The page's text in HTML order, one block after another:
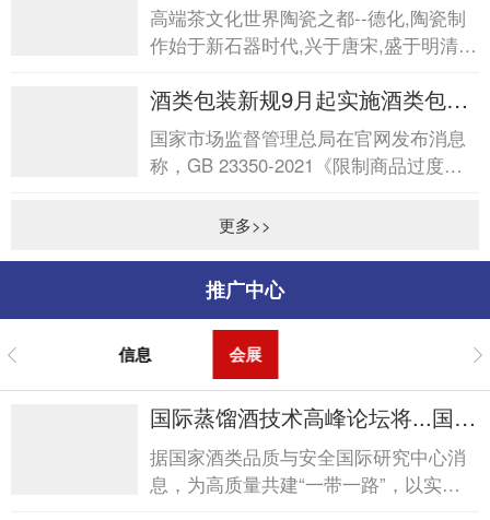
高端茶文化世界陶瓷之都--德化,陶瓷制
作始于新石器时代,兴于唐宋,盛于明清,
以“白”见...
酒类包装新规9月起实施酒类包装
新规9月起实施
国家市场监督管理总局在官网发布消息
称，GB 23350-2021《限制商品过度包
将于2023年9月起实施。新...
更多>>
推广中心
信息 会展
国际蒸馏酒技术高峰论坛将...国际
蒸馏酒技术高峰论坛将...
据国家酒类品质与安全国际研究中心消
息，为高质量共建“一带一路”，以实际